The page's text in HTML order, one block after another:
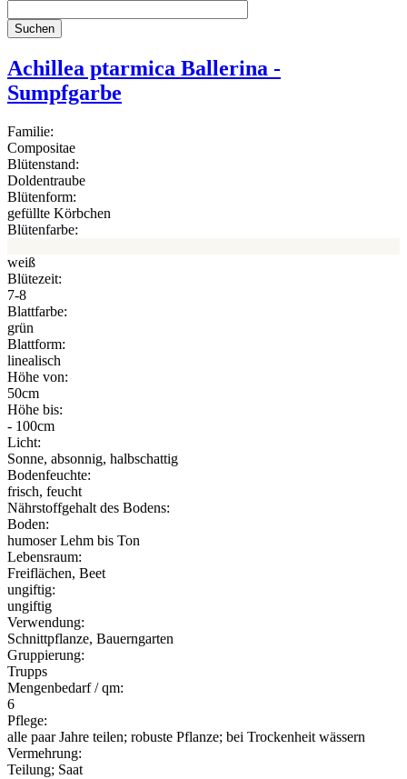
Achillea ptarmica Ballerina -
Sumpfgarbe
Familie:
Compositae
Blütenstand:
Doldentraube
Blütenform:
gefüllte Körbchen
Blütenfarbe:
weiß
Blütezeit:
7-8
Blattfarbe:
grün
Blattform:
linealisch
Höhe von:
50cm
Höhe bis:
- 100cm
Licht:
Sonne, absonnig, halbschattig
Bodenfeuchte:
frisch, feucht
Nährstoffgehalt des Bodens:
Boden:
humoser Lehm bis Ton
Lebensraum:
Freiflächen, Beet
ungiftig:
ungiftig
Verwendung:
Schnittpflanze, Bauerngarten
Gruppierung:
Trupps
Mengenbedarf / qm:
6
Pflege:
alle paar Jahre teilen; robuste Pflanze; bei Trockenheit wässern
Vermehrung:
Teilung; Saat